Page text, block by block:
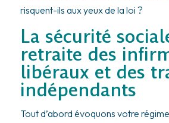
risquent-ils aux yeux de la loi ?
La sécurité
retraite des
libéraux et des
indépendants
Tout d’abord évoquons votre